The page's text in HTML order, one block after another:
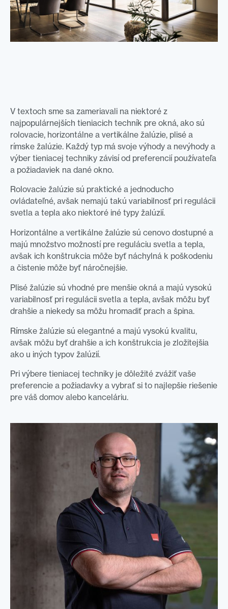
V textoch sme sa zameriavali na niektoré z
najpopulárnejších tieniacich techník pre okná, ako sú
rolovacie, horizontálne a vertikálne žalúzie, plisé a
rímske žalúzie. Každý typ má svoje výhody a nevýhody a
výber tieniacej techniky závisí od preferencií používateľa
a požiadaviek na dané okno.
Rolovacie žalúzie sú praktické a jednoducho
ovládateľné, avšak nemajú takú variabilnosť pri regulácii
svetla a tepla ako niektoré iné typy žalúzií.
Horizontálne a vertikálne žalúzie sú cenovo dostupné a
majú množstvo možností pre reguláciu svetla a tepla,
avšak ich konštrukcia môže byť náchylná k poškodeniu
a čistenie môže byť náročnejšie.
Plisé žalúzie sú vhodné pre menšie okná a majú vysokú
variabilnosť pri regulácii svetla a tepla, avšak môžu byť
drahšie a niekedy sa môžu hromadiť prach a špina.
Rímske žalúzie sú elegantné a majú vysokú kvalitu,
avšak môžu byť drahšie a ich konštrukcia je zložitejšia
ako u iných typov žalúzií.
Pri výbere tieniacej techniky je dôležité zvážiť vaše
preferencie a požiadavky a vybrať si to najlepšie riešenie
pre váš domov alebo kanceláriu.